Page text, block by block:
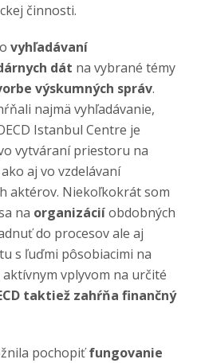
činnosti.
vyhľadávaní
dát na vybrané témy
výskumných správ.
najmä vyhľadávanie,
Istanbul Centre je
vytváraní priestoru na
aj vo vzdelávaní
aktérov. Niekoľkokrát som
na organizáciíobdobných
do procesov ale aj
s ľuďmi pôsobiacimi na
vplyvom na určité
taktiež zahŕňa finančný
pochopiťfungovanie